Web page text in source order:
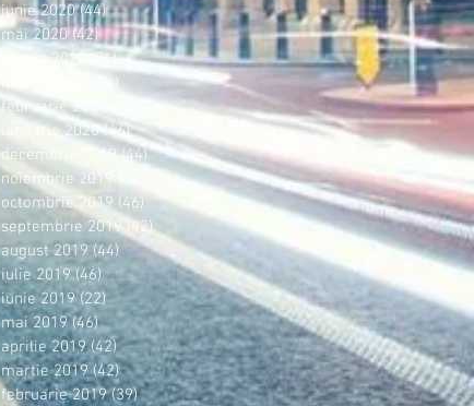
iunie 2020 (44)44 postări
mai 2020 (42)42 postări
aprilie 2020 (36)36 postări
martie 2020
(44) 44 postări
februarie 2020
38 postări
ianuarie 2020 (46)46 postări
decembrie 2019 (44)44 postări
noiembrie 2019
42 postări
octombrie 2019 (46) 46 postări
septembrie 2019 (42)42 postări
august 2019 (44) 44 postări
iulie 2019 (46) 46 postări
iunie 2019 (22) 22 postări
mai 2019 (46)46 postări
aprilie 2019 (42)42 postări
martie 2019 (42)42 postări
februarie 2019 (39)39 postări